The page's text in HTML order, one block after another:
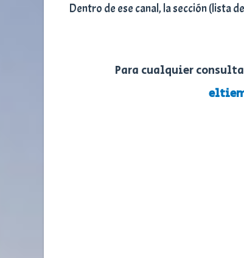
Dentro de ese canal, la sección (lista
Para cualquier